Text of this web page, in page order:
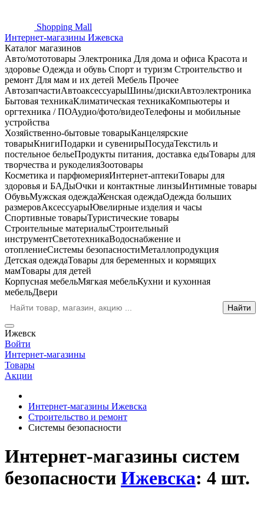
Shopping Mall
Интернет-магазины Ижевска
Каталог магазинов
Авто/мототовары Электроника Для дома и офиса Красота и
здоровье Одежда и обувь Спорт и туризм Строительство и
ремонт Для мам и их детей Мебель Прочее
АвтозапчастиАвтоаксессуарыШины/дискиАвтоэлектроника
Бытовая техникаКлиматическая техникаКомпьютеры и
оргтехника / ПОАудио/фото/видеоТелефоны и мобильные
устройства
Хозяйственно-бытовые товарыКанцелярские
товарыКнигиПодарки и сувенирыПосудаТекстиль и
постельное бельеПродукты питания, доставка едыТовары для
творчества и рукоделияЗоотовары
Косметика и парфюмерияИнтернет-аптекиТовары для
здоровья и БАДыОчки и контактные линзыИнтимные товары
ОбувьМужская одеждаЖенская одеждаОдежда больших
размеровАксессуарыЮвелирные изделия и часы
Спортивные товарыТуристические товары
Строительные материалыСтроительный
инструментСветотехникаВодоснабжение и
отоплениеСистемы безопасностиМеталлопродукция
Детская одеждаТовары для беременных и кормящих
мамТовары для детей
Корпусная мебельМягкая мебельКухни и кухонная
мебельДвери
Ижевск
Войти
Интернет-магазины
Товары
Акции
Интернет-магазины Ижевска
Строительство и ремонт
Системы безопасности
Интернет-магазины систем
безопасности Ижевска: 4 шт.